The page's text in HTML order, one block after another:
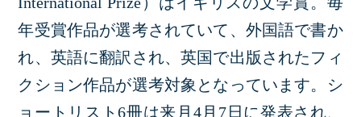
年受賞作品が選考されていて、外国語で書か
れ、英語に翻訳され、英国で出版されたフィ
クション作品が選考対象となっています。シ
ョートリスト6冊は来月4月7日に発表され、